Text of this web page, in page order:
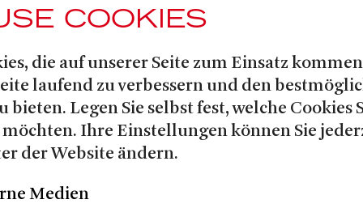
ROAD /
COOKIES
die auf unserer Seite zum Einsatz
laufend zu verbessern und den
bieten. Legen Sie selbst fest, welche Cookies
möchten. Ihre Einstellungen können Sie
der Website ändern.
Medien